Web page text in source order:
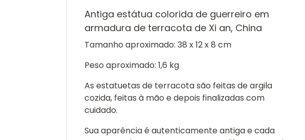
Antiga estátua colorida de guerreiro em
armadura de terracota de Xi an, China
Tamanho aproximado: 38 x 12 x 8 cm
Peso aproximado: 1,6 kg
As estatuetas de terracota são feitas de argila
cozida, feitas à mão e depois finalizadas com
cuidado.
Sua aparência é autenticamente antiga e cada